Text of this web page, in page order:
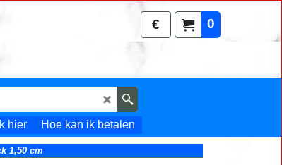
0
€
hier Hoe kan ik betalen
1,50 cm